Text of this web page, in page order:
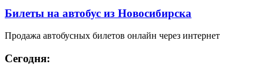
Билеты на автобус из Новосибирска
Продажа автобусных билетов онлайн через интернет
Сегодня: